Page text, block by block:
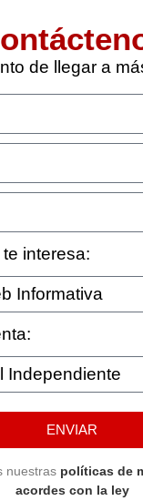
de llegar a
interesa:
ENVIAR
nuestras políticas de
acordes con la ley